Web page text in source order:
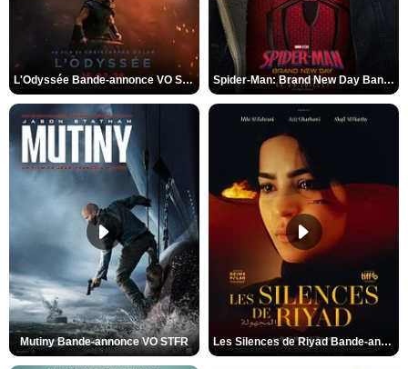
L'Odyssée Bande-annonce VO STFR Spider-Man: Brand New Day Bande-annonce VO STFR
Mutiny Bande-annonce VO STFR Les Silences de Riyad Bande-annonce VO STFR